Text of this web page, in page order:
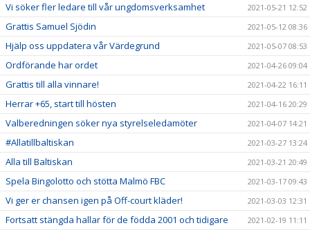
Vi söker fler ledare till vår ungdomsverksamhet 2021-05-21 12:52
Grattis Samuel Sjödin 2021-05-12 08:36
Hjälp oss uppdatera vår Värdegrund 2021-05-07 08:53
Ordförande har ordet 2021-04-26 09:04
Grattis till alla vinnare! 2021-04-22 16:11
Herrar +65, start till hösten 2021-04-16 20:29
Valberedningen söker nya styrelseledamöter 2021-04-07 14:21
#Allatillbaltiskan 2021-03-27 13:24
Alla till Baltiskan 2021-03-21 20:49
Spela Bingolotto och stötta Malmö FBC 2021-03-17 09:43
Vi ger er chansen igen på Off-court kläder! 2021-03-03 12:31
Fortsatt stängda hallar för de födda 2001 och tidigare 2021-02-19 11:11